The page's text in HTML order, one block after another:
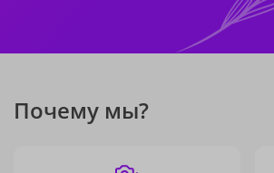
Почему мы?